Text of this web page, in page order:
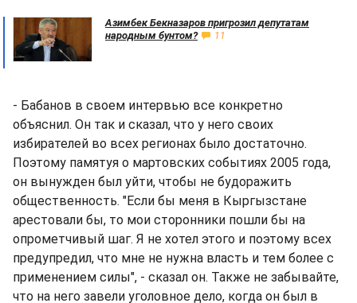
Азимбек Бекназаров пригрозил депутатам
народным бунтом?
11
- Бабанов в своем интервью все конкретно
объяснил. Он так и сказал, что у него своих
избирателей во всех регионах было достаточно.
Поэтому памятуя о мартовских событиях 2005 года,
он вынужден был уйти, чтобы не будоражить
общественность. "Если бы меня в Кыргызстане
арестовали бы, то мои сторонники пошли бы на
опрометчивый шаг. Я не хотел этого и поэтому всех
предупредил, что мне не нужна власть и тем более с
применением силы", - сказал он. Также не забывайте,
что на него завели уголовное дело, когда он был в